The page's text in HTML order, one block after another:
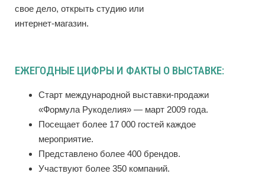
свое дело, открыть студию или
интернет-магазин.
ЕЖЕГОДНЫЕ ЦИФРЫ И ФАКТЫ О ВЫСТАВКЕ:
Старт международной выставки-продажи
«Формула Рукоделия» — март 2009 года.
Посещает более 17 000 гостей каждое
мероприятие.
Представлено более 400 брендов.
Участвуют более 350 компаний.